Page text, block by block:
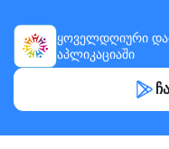
ყოველდღიური
აპლიკაციაში